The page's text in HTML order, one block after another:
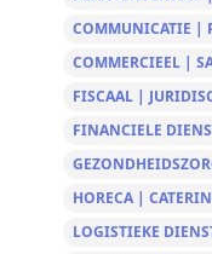
COMMUNICATIE |
COMMERCIEEL |
FISCAAL |
FINANCIELE
HORECA |
LOGISTIEKE